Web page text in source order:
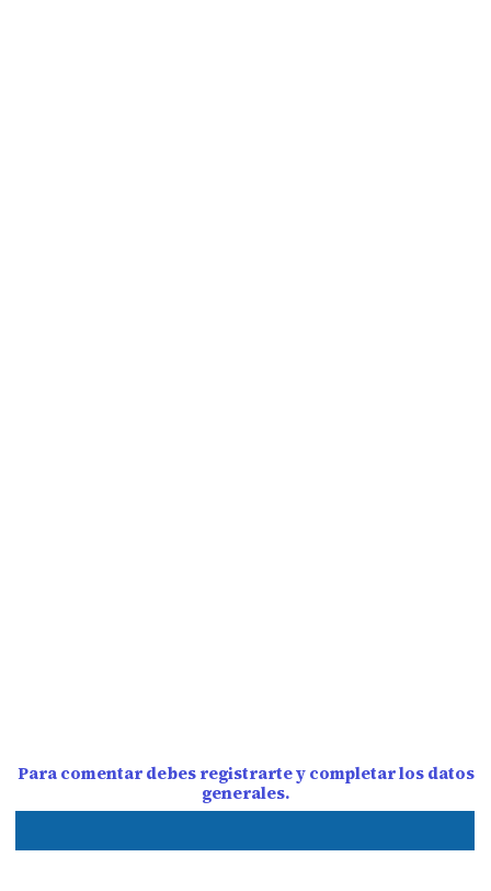
Para comentar debes registrarte y completar los datos
generales.